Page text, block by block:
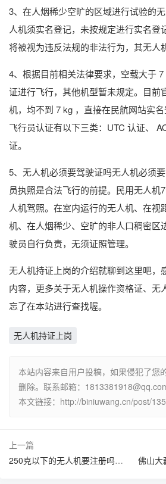
3、在人烟稀少空旷的区域进行试验的
人机须实名登记，未按规定进行实名登
将被视为违反法规的非法行为，其无人
4、根据目前相关法律要求，空载大于
证进行飞行，其他机型暂未规定。目前
机，均不到 7 kg ，直接在民航网站实
飞行员认证有以下三类：UTC 认证、
证。
5、无人机必须要驾驶证吗无人机必须
员执照是合法飞行的前提。民用无人机
人机驾照。在室内运行的无人机、在视
机、在人烟稀少、空旷的非人口稠密区
驶员自行负责，无须证照管理。
无人机持证上岗的介绍就聊到这里吧，
内容，更多关于无人机操作资格证、无
忘了在本站进行查找喔。
无人机持证上岗
本站内容来自用户投稿，如果侵犯了您
删除。联系邮箱：
本文链接：http://biniuwang.cn/post/
上一篇
250克以下的无人机要注册吗（250g以下的无人机要考证吗）